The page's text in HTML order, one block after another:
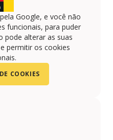
Google, e você não
funcionais, para puder
pode alterar as suas
permitir os cookies
COOKIES